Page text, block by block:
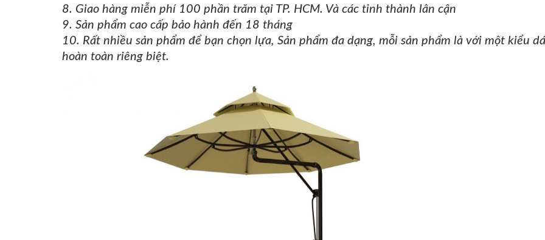
8. Giao hàng miễn phí 100 phần trăm tại TP. HCM. Và các tỉnh thành lân cận
9. Sản phẩm cao cấp bảo hành đến 18 tháng
10. Rất nhiều sản phẩm để bạn chọn lựa, Sản phẩm đa dạng, mỗi sản phẩm là với một kiểu
hoàn toàn riêng biệt.